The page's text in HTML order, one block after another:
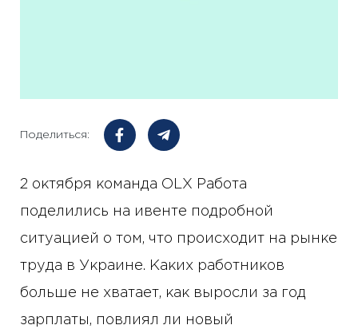
Поделиться:
2 октября команда OLX Работа
поделились на ивенте подробной
ситуацией о том, что происходит на рынке
труда в Украине. Каких работников
больше не хватает, как выросли за год
зарплаты, повлиял ли новый